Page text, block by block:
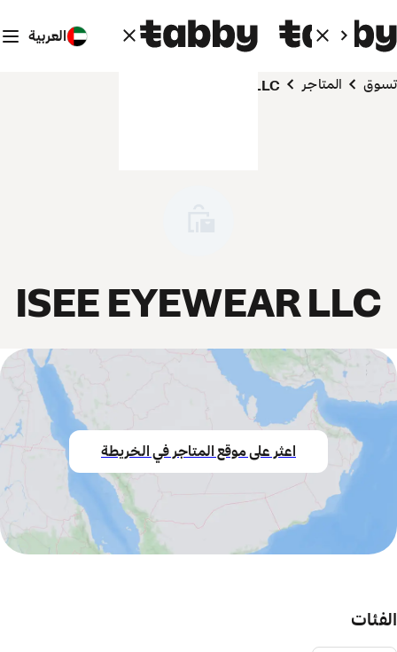
العربية
تسوق المتاجر ISEE EYEWEAR LLC
ISEE EYEWEAR LLC
اعثر على موقع المتاجر في الخريطة
الفئات